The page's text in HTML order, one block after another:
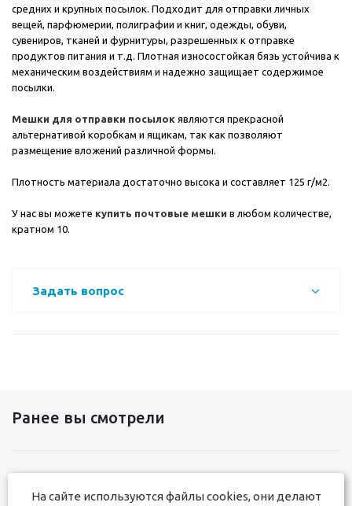
средних и крупных посылок. Подходит для отправки личных
вещей, парфюмерии, полиграфии и книг, одежды, обуви,
сувениров, тканей и фурнитуры, разрешенных к отправке
продуктов питания и т.д. Плотная износостойкая бязь устойчива к
механическим воздействиям и надежно защищает содержимое
посылки.
Мешки для отправки посылок являются прекрасной
альтернативой коробкам и ящикам, так как позволяют
размещение вложений различной формы.
Плотность материала достаточно высока и составляет 125 г/м2.
У нас вы можете купить почтовые мешки в любом количестве,
кратном 10.
Задать вопрос
Ранее вы смотрели
+7 831 291-17-50
На сайте используются файлы cookies, они делают